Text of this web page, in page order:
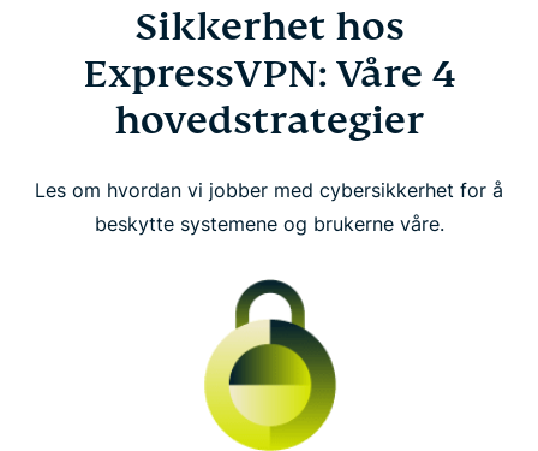
Sikkerhet hos ExpressVPN: Våre 4
Innovasjon
Operasjonell styring (ISO)
Uavhengige sikkerhetsrevisjoner
Transparensrapport
Sikkerhet hos
ExpressVPN: Våre 4
hovedstrategier
Les om hvordan vi jobber med cybersikkerhet for å
beskytte systemene og brukerne våre.